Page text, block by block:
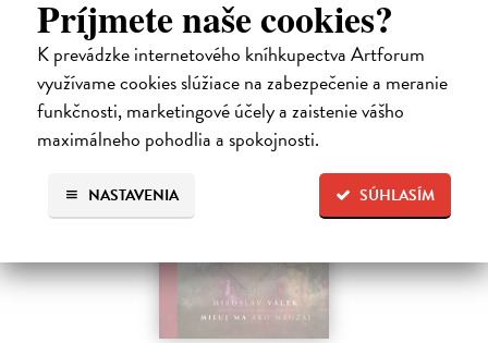
Príjmete naše cookies?
K prevádzke internetového kníhkupectva Artforum
využívame cookies slúžiace na zabezpečenie a meranie
funkčnosti, marketingové účely a zaistenie vášho
maximálneho pohodlia a spokojnosti.
SÚHLASÍM
NASTAVENIA
16,50 €